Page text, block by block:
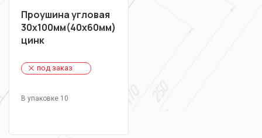
Проушина угловая
30х100мм(40х60мм)
цинк
под заказ
В упаковке 10